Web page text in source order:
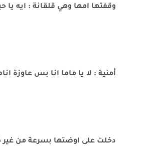
وقفتها امها وهي قلقانة : ايه يا
أمنية : لا يا ماما انا بس عاوزة
دخلت على اوضتها بسرعة من غير